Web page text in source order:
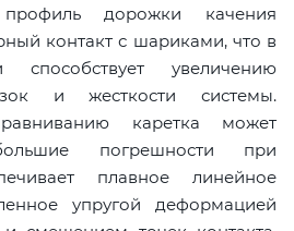
дорожки качения
контакт с шариками, что в
увеличению
и жесткости системы.
каретка может
погрешности при
плавное линейное
упругой деформацией